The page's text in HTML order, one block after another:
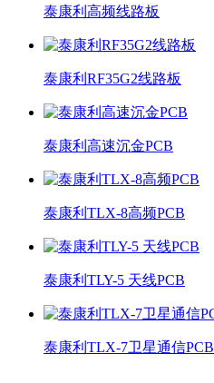
泰康利高频线路板
泰康利RF35G2线路板
泰康利高速沉金PCB
泰康利TLX-8高频PCB
泰康利TLY-5 天线PCB
泰康利TLX-7卫星通信PCB